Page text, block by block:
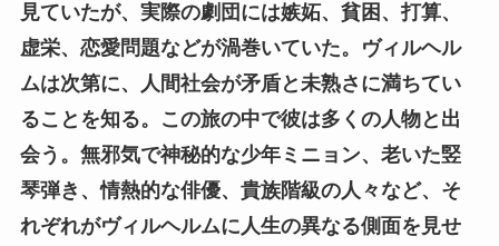
見ていたが、実際の劇団には嫉妬、貧困、打算、
虚栄、恋愛問題などが渦巻いていた。ヴィルヘル
ムは次第に、人間社会が矛盾と未熟さに満ちてい
ることを知る。この旅の中で彼は多くの人物と出
会う。無邪気で神秘的な少年ミニョン、老いた竪
琴弾き、情熱的な俳優、貴族階級の人々など、そ
れぞれがヴィルヘルムに人生の異なる側面を見せ